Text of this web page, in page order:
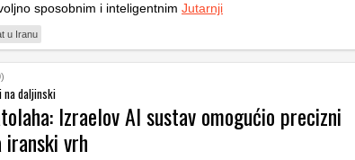
sposobnim i inteligentnim Jutarnji
u Iranu
na daljinski
Izraelov AI sustav omogućio precizni
iranski vrh